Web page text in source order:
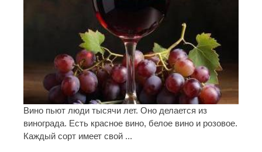
Вино пьют люди тысячи лет. Оно делается из
винограда. Есть красное вино, белое вино и розовое.
Каждый сорт имеет свой ...